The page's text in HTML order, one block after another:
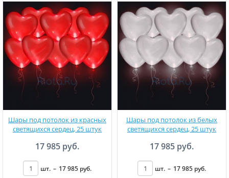
Шары под потолок из красных
светящихся сердец, 25 штук
17 985 руб.
шт. – 17 985 руб.
Шары под потолок из белых
светящихся сердец, 25 штук
17 985 руб.
шт. – 17 985 руб.